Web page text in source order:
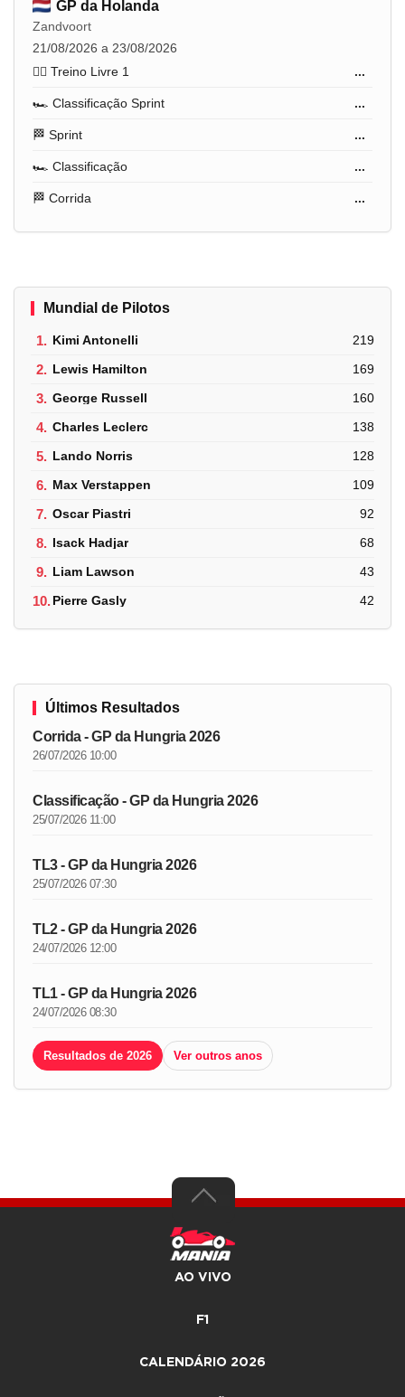
GP da Holanda
Zandvoort
21/08/2026 a 23/08/2026
🏋️‍♂️ Treino Livre 1
...
🏎️ Classificação Sprint ...
🏁 Sprint ...
🏎️ Classificação ...
🏁 Corrida ...
Mundial de Pilotos
1. Kimi Antonelli 219
2. Lewis Hamilton 169
3. George Russell 160
4. Charles Leclerc 138
5. Lando Norris 128
6. Max Verstappen 109
7. Oscar Piastri 92
8. Isack Hadjar 68
9. Liam Lawson 43
10.Pierre Gasly 42
Últimos Resultados
Corrida - GP da Hungria 2026
26/07/2026 10:00
Classificação - GP da Hungria 2026
25/07/2026 11:00
TL3 - GP da Hungria 2026
25/07/2026 07:30
TL2 - GP da Hungria 2026
24/07/2026 12:00
TL1 - GP da Hungria 2026
24/07/2026 08:30
Resultados de 2026 Ver outros anos
AO VIVO
F1
CALENDÁRIO 2026